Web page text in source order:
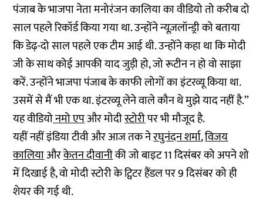
पंजाब के भाजपा नेता मनोरंजन कालिया का वीडियो तो करीब दो
साल पहले रिकॉर्ड किया गया था. उन्होंने न्यूज़लॉन्ड्री को बताया
कि डेढ़-दो साल पहले एक टीम आई थी. उन्होंने कहा था कि मोदी
जी के साथ कोई आपकी याद जुड़ी हो, जो रूटीन न हो वो साझा
करें. उन्होंने भाजपा पंजाब के काफी लोगों का इंटरव्यू किया था.
उसमें से मैं भी एक था. इंटरव्यू लेने वाले कौन थे मुझे याद नहीं है.’’
यह वीडियोनमो एपऔर मोदीस्टोरीपर भी मौजूद है.
यहीं नहीं इंडिया टीवी और आज तक नेरघुनंदन शर्मा,विजय
कालियाऔरकेतन दीवानीकी जो बाइट 11 दिसंबर को अपने शो
में दिखाई है, वो मोदी स्टोरी के ट्विटर हैंडल पर 9 दिसंबर को ही
शेयर की गई थी.